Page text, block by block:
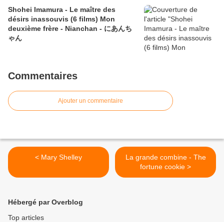
Shohei Imamura - Le maître des
désirs inassouvis (6 films) Mon
deuxième frère - Nianchan - にあんち
ゃん
Commentaires
Ajouter un commentaire
< Mary Shelley
La grande combine - The
fortune cookie >
Hébergé par Overblog
Top articles